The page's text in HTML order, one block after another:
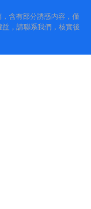
含有部分誘惑内容，僅
，請聯系我們，核實後